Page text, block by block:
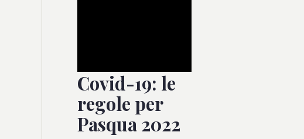
Covid-19: le
regole per
Pasqua 2022